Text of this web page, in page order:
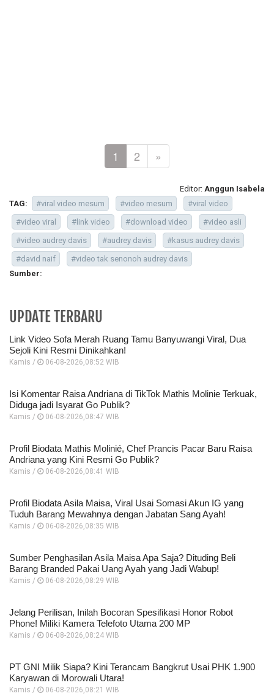
1 2 »
Editor: Anggun Isabela
TAG:
#viral video mesum #video mesum
#viral video
#video viral
#link video #download video
#video asli
#video audrey davis
#audrey davis
#kasus audrey davis
#david naif
#video tak senonoh audrey davis
Sumber:
UPDATE TERBARU
Link Video Sofa Merah Ruang Tamu Banyuwangi Viral, Dua
Sejoli Kini Resmi Dinikahkan!
Kamis / 06-08-2026,08:52 WIB
Isi Komentar Raisa Andriana di TikTok Mathis Molinie Terkuak,
Diduga jadi Isyarat Go Publik?
Kamis / 06-08-2026,08:47 WIB
Profil Biodata Mathis Molinié, Chef Prancis Pacar Baru Raisa
Andriana yang Kini Resmi Go Publik?
Kamis / 06-08-2026,08:41 WIB
Profil Biodata Asila Maisa, Viral Usai Somasi Akun IG yang
Tuduh Barang Mewahnya dengan Jabatan Sang Ayah!
Kamis / 06-08-2026,08:35 WIB
Sumber Penghasilan Asila Maisa Apa Saja? Dituding Beli
Barang Branded Pakai Uang Ayah yang Jadi Wabup!
Kamis / 06-08-2026,08:29 WIB
Jelang Perilisan, Inilah Bocoran Spesifikasi Honor Robot
Phone! Miliki Kamera Telefoto Utama 200 MP
Kamis / 06-08-2026,08:24 WIB
PT GNI Milik Siapa? Kini Terancam Bangkrut Usai PHK 1.900
Karyawan di Morowali Utara!
Kamis / 06-08-2026,08:21 WIB